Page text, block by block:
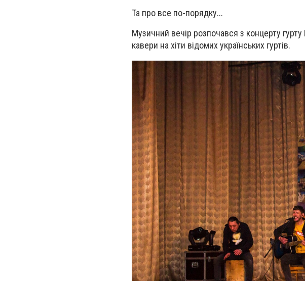
Та про все по-порядку...
Музичний вечір розпочався з концерту
кавери на хіти відомих українських гуртів.